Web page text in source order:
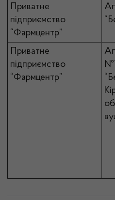
Приватне
підприємство
“Фармцентр”
Приватне
підприємство
“Фармцентр”